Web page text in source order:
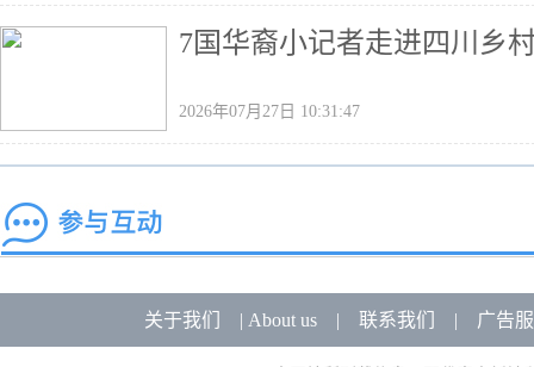
7国华裔小记者走进四川乡
2026年07月27日 10:31:47
关于我们 | About us| 联系我们 | 广告